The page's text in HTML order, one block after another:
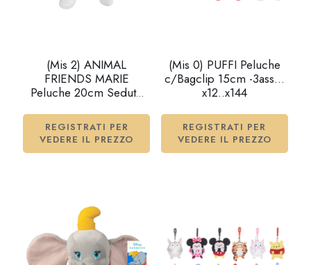
(Mis 2) ANIMAL
FRIENDS MARIE
Peluche 20cm Seduto
REGISTRATI PER
VEDERE IL PREZZO
(Mis 0) PUFFI Peluche
c/Bagclip 15cm -3ass…
x12..x144
REGISTRATI PER
VEDERE IL PREZZO